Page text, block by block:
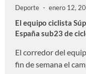
Deporte enero 12,
El equipo ciclista
España sub23 de
El corredor del
fin de semana el